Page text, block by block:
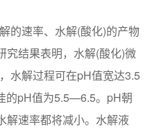
速率、水解(酸化)的产物
究结果表明，水解(酸化)微
水解过程可在pH值宽达3.5
的pH值为5.5—6.5。pH朝
解速率都将减小。水解液